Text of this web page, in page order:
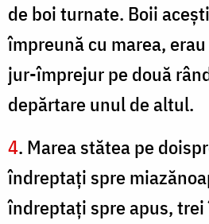
de boi turnate. Boii
împreună cu marea,
jur-împrejur pe două
depărtare unul de altul.
4. Marea stătea pe
îndreptaţi spre
îndreptaţi spre apus,